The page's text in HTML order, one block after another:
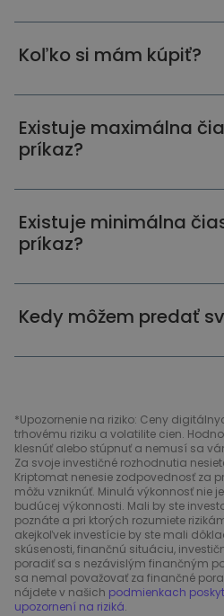
Koľko si mám kúpiť?
Existuje maximálna
príkaz?
Existuje minimálna
príkaz?
Kedy môžem predať
*Upozornenie na riziko: Ceny
trhovému riziku a volatilite cien.
klesnúť alebo stúpnuť a nemusí sa
Za svoje investičné rozhodnutia
Kriptomat nenesie zodpovednosť za
môžu vzniknúť. Minulá výkonnosť nie
budúcej výkonnosti. Mali by ste
poznáte a pri ktorých rozumiete
akejkoľvek investície by ste mali
skúsenosti, finančnú situáciu,
poradiť sa s nezávislým finančným
sa nemal považovať za finančné
nájdete v našich podmienkach
upozornení na riziká.